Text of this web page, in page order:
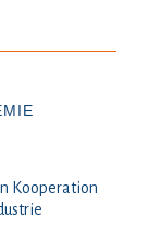
Kooperation